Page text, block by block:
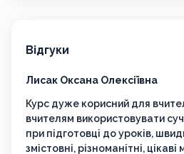
Відгуки
Лисак Оксана Олексіївна
Курс дуже корисний для
вчителям використовувати
при підготовці до уроків,
змістовні, різноманітні,